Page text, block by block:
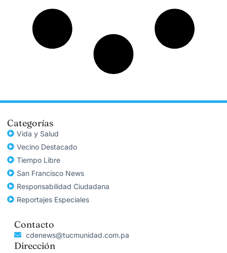
Categorías
Vida y Salud
Vecino Destacado
Tiempo Libre
San Francisco News
Responsabilidad Ciudadana
Reportajes Especiales
Contacto
cdenews@tucmunidad.com.pa
Dirección